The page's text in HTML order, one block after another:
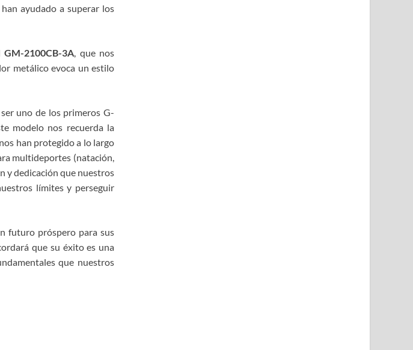
ayudado a superar los
GM-2100CB-3A, que nos
metálico evoca un estilo
uno de los primeros G-
modelo nos recuerda la
han protegido a lo largo
multideportes (natación,
y dedicación que nuestros
límites y perseguir
futuro próspero para sus
que su éxito es una
que nuestros